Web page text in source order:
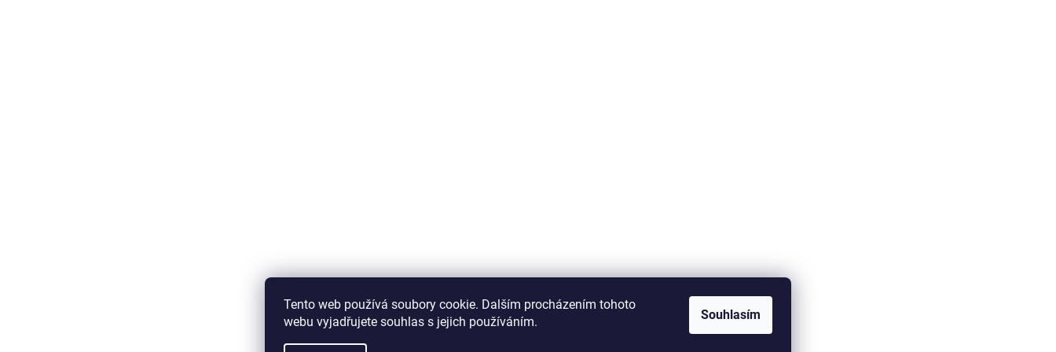
Tento web používá soubory cookie. Dalším procházením tohoto
webu vyjadřujete souhlas s jejich používáním.
Souhlasím